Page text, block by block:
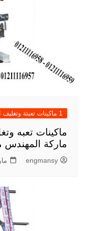
1 ماكينات تعبئة وتغليف السوائل فى اكياس
ماركة
engmansy